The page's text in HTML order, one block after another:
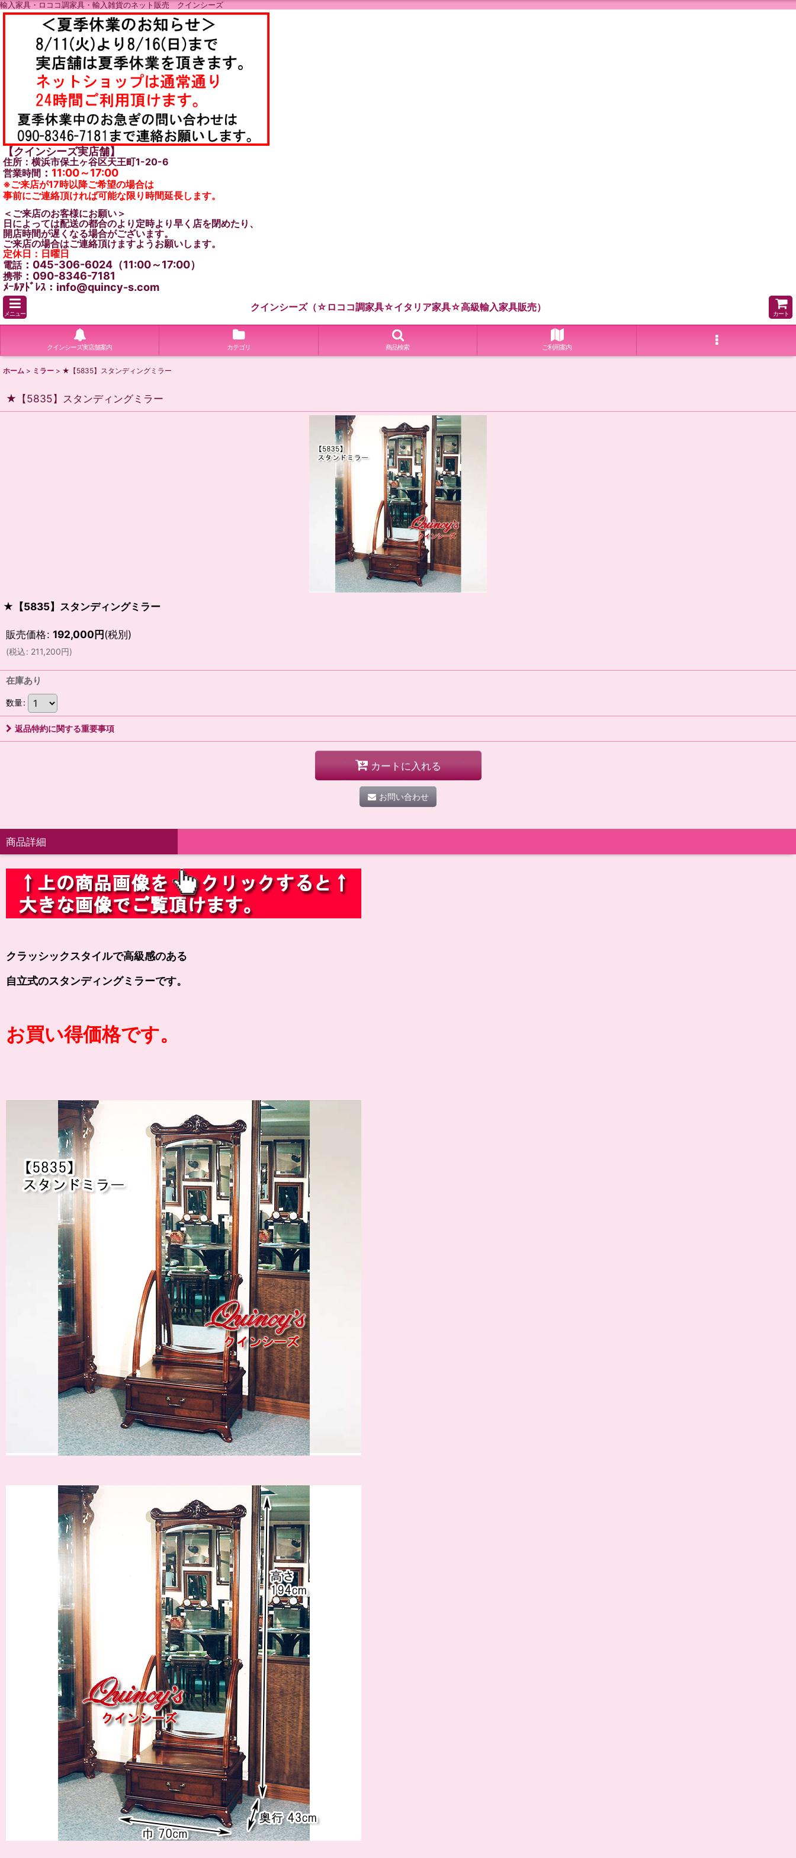
輸入家具・ロココ調家具・輸入雑貨のネット販売 クインシーズ
【クインシーズ実店舗】
住所：横浜市保土ヶ谷区天王町1-20-6
営業時間 ： 11:00～17:00
※ご来店が17時以降ご希望の場合は
事前にご連絡頂ければ可能な限り時間延長します。
＜ご来店のお客様にお願い＞
日によっては配送の都合のより定時より早く店を閉めたり、
開店時間が遅くなる場合がございます。
ご来店の場合はご連絡頂けますようお願いします。
定休日：日曜日
電話：045-306-6024（11:00～17:00）
携帯 ：090-8346-7181
ﾒｰﾙｱﾄﾞﾚｽ：info@quincy-s.com
メニュー
クインシーズ（☆ロココ調家具☆イタリア家具☆高級輸入家具販売）
カート
クインシーズ実店舗案内 カテゴリ 商品検索 ご利用案内
ホーム > ミラー > ★【5835】スタンディングミラー
★【5835】スタンディングミラー
★【5835】スタンディングミラー
販売価格: 192,000円(税別)
(税込: 211,200円)
在庫あり
数量:
返品特約に関する重要事項
カートに入れる
お問い合わせ
商品詳細
クラッシックスタイルで高級感のある
自立式のスタンディングミラーです。
お買い得価格です。